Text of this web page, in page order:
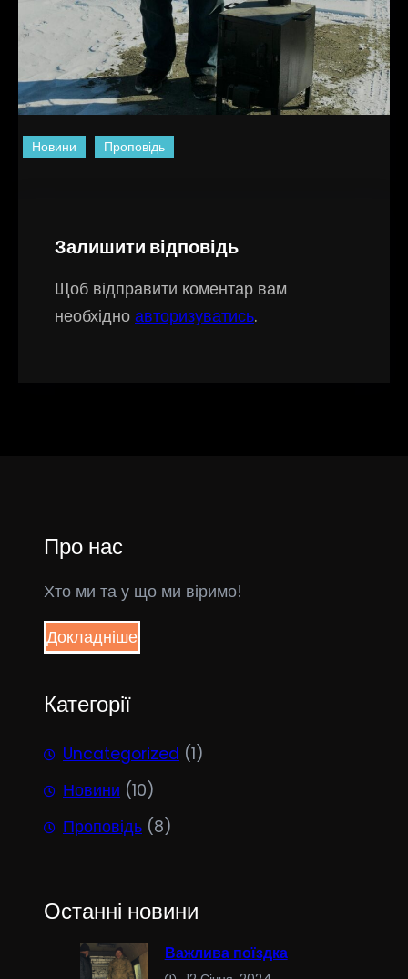
Новини Проповідь
Залишити відповідь
Щоб відправити коментар вам
необхідно авторизуватись.
Про нас
Хто ми та у що ми віримо!
Докладніше
Категорії
Uncategorized (1)
Новини (10)
Проповідь (8)
Останні новини
Важлива поїздка